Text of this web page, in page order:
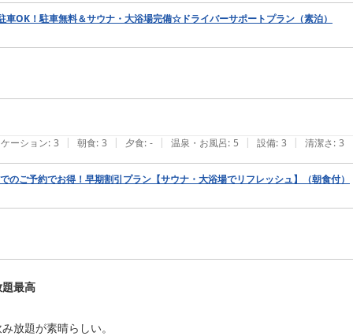
車OK！駐車無料＆サウナ・大浴場完備☆ドライバーサポートプラン（素泊）
ーション: 3 | 朝食: 3 | 夕食: - | 温泉・お風呂: 5 | 設備: 3 | 清潔さ: 3
のご予約でお得！早期割引プラン【サウナ・大浴場でリフレッシュ】（朝食付）
最高
放題が素晴らしい。